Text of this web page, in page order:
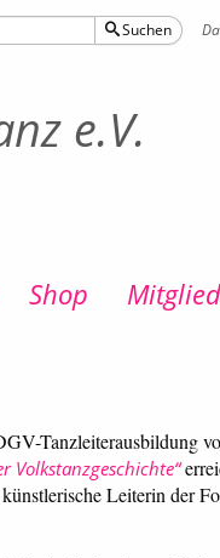
Suchen
e.V.
Shop
Tanzleiterausbildung
Volkstanzgeschichte“
Leiterin der